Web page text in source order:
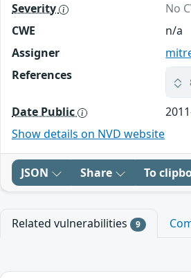
Severity
No
CWE
n/a
Assigner
References
Date Public
Show details on NVD website
JSON Share To
Related vulnerabilities 9